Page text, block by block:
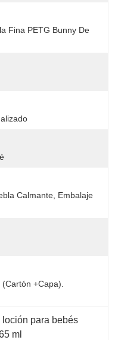
Fina PETG Bunny De
Calmante, Embalaje
(cartón +capa).
loción para bebés
ml